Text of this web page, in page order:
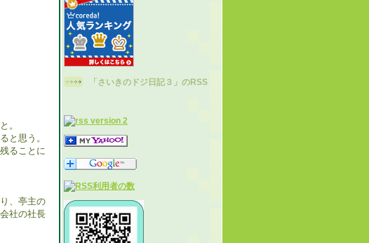
「さいきのドジ日記３」のRSS
。
と思う。
ることに
、亭主の
社の社長